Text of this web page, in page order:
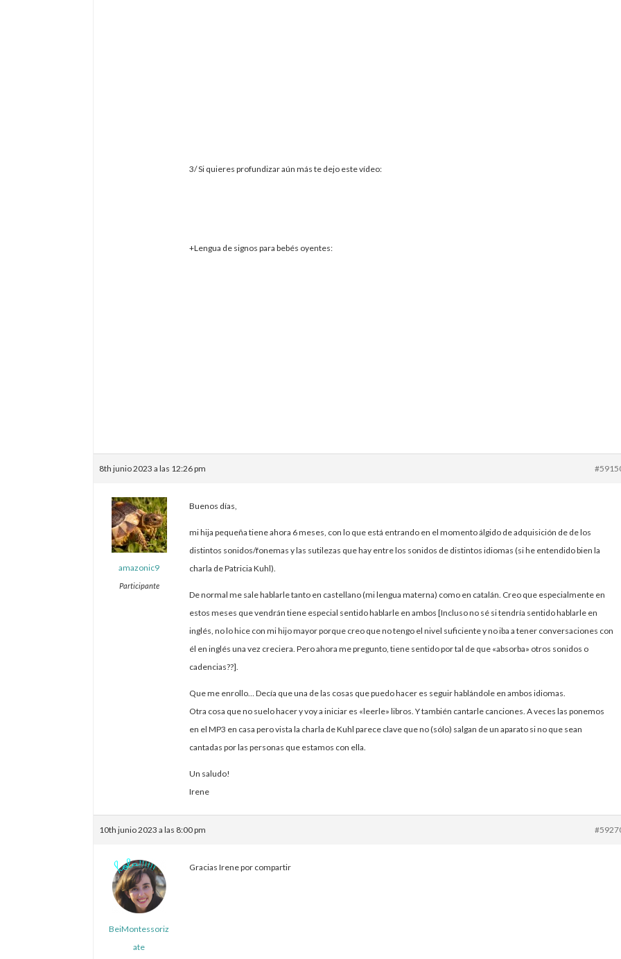
3/ Si quieres profundizar aún más te dejo este vídeo:
+Lengua de signos para bebés oyentes:
8th junio 2023 a las 12:26 pm
amazonic9
Participante
Buenos días,
mi hija pequeña tiene ahora 6 meses, con lo que está entrando en el momento álgido de adquisición de de los
distintos sonidos/fonemas y las sutilezas que hay entre los sonidos de distintos idiomas (si he entendido bien la
charla de Patricia Kuhl).
De normal me sale hablarle tanto en castellano (mi lengua materna) como en catalán. Creo que especialmente en
estos meses que vendrán tiene especial sentido hablarle en ambos [Incluso no sé si tendría sentido hablarle en
inglés, no lo hice con mi hijo mayor porque creo que no tengo el nivel suficiente y no iba a tener conversaciones con
él en inglés una vez creciera. Pero ahora me pregunto, tiene sentido por tal de que «absorba» otros sonidos o
cadencias??].
Que me enrollo… Decía que una de las cosas que puedo hacer es seguir hablándole en ambos idiomas.
Otra cosa que no suelo hacer y voy a iniciar es «leerle» libros. Y también cantarle canciones. A veces las ponemos
en el MP3 en casa pero vista la charla de Kuhl parece clave que no (sólo) salgan de un aparato si no que sean
cantadas por las personas que estamos con ella.
Un saludo!
Irene
10th junio 2023 a las 8:00 pm
BeiMontessoriz
ate
Gracias Irene por compartir